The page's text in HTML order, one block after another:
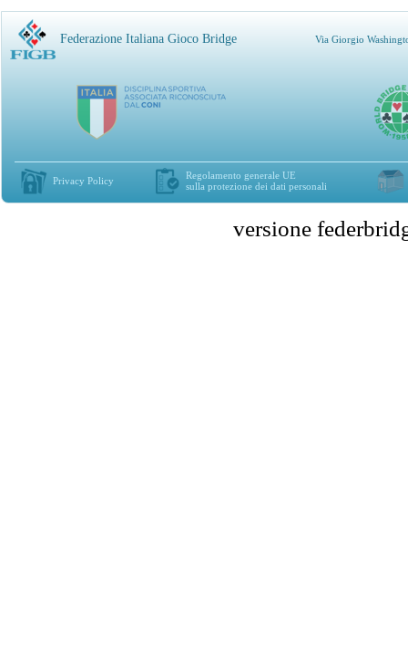
Federazione Italiana Gioco Bridge Via Giorgio
Privacy Policy
Regolamento generale UE
sulla protezione dei dati personali
versione